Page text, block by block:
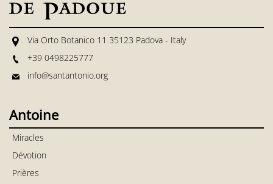
Via Orto Botanico 11 35123 Padova - Italy
+39 0498225777
info@santantonio.org
Antoine
Miracles
Dévotion
Prières